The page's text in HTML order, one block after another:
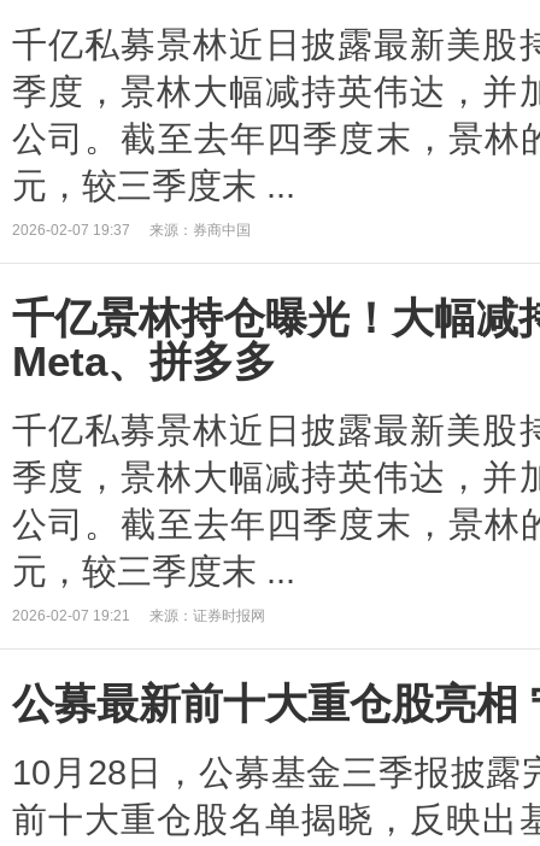
千亿私募景林近日披露最新美股
季度，景林大幅减持英伟达，并
公司。截至去年四季度末，景林
元，较三季度末 ...
2026-02-07 19:37 来源：券商中国
千亿景林持仓曝光！大幅减
Meta、拼多多
千亿私募景林近日披露最新美股
季度，景林大幅减持英伟达，并
公司。截至去年四季度末，景林
元，较三季度末 ...
2026-02-07 19:21 来源：证券时报网
公募最新前十大重仓股亮相
10月28日，公募基金三季报披
前十大重仓股名单揭晓，反映出